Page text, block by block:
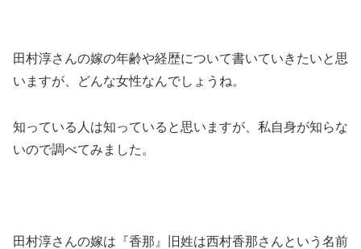
田村淳さんの嫁の年齢や経歴について書いていきたいと思
いますが、どんな女性なんでしょうね。
知っている人は知っていると思いますが、私自身が知らな
いので調べてみました。
田村淳さんの嫁は『香那』旧姓は西村香那さんという名前